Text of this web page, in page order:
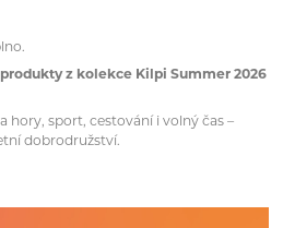
produkty z kolekce Kilpi Summer 2026
hory, sport, cestování i volný čas –
dobrodružství.